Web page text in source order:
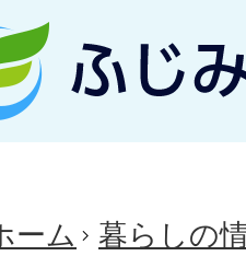
ーム 暮らしの